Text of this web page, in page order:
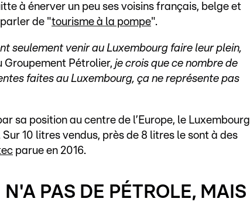
à énerver un peu ses voisins français, belge et
de "tourisme à la pompe".
seulement venir au Luxembourg faire leur plein,
Groupement Pétrolier, je crois que ce nombre de
faites au Luxembourg, ça ne représente pas
sa position au centre de l’Europe, le Luxembourg
10 litres vendus, près de 8 litres le sont à des
parue en 2016.
PAS DE PÉTROLE, MAIS